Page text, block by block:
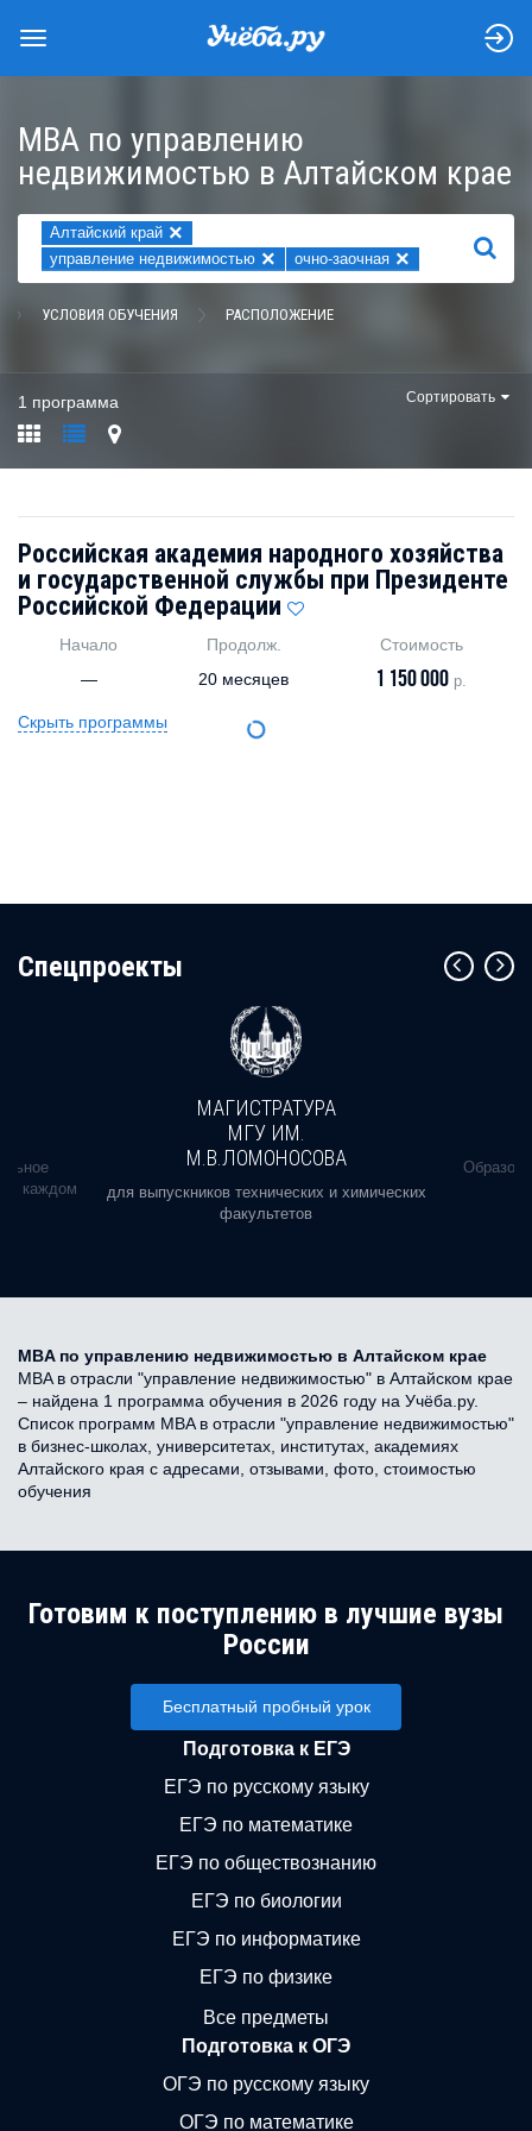
MBA по управлению
недвижимостью в Алтайском крае
Алтайский край ×
управление недвижимостью × очно-заочная × НАЙТИ
УСЛОВИЯ ОБУЧЕНИЯ РАСПОЛОЖЕНИЕ
1 программа Сортировать
Российская академия народного хозяйства
и государственной службы при Президенте
Российской Федерации
Начало
—
Продолж.
20 месяцев
Стоимость
1 150 000 р.
Скрыть программы
Cпецпроекты
в каждом
МАГИСТРАТУРА
МГУ ИМ.
М.В.ЛОМОНОСОВА
для выпускников технических и химических
факультетов
MBA по управлению недвижимостью в Алтайском крае
MBA в отрасли "управление недвижимостью" в Алтайском крае
– найдена 1 программа обучения в 2026 году на Учёба.ру.
Список программ MBA в отрасли "управление недвижимостью"
в бизнес-школах, университетах, институтах, академиях
Алтайского края с адресами, отзывами, фото, стоимостью
обучения
Готовим к поступлению в лучшие вузы
России
Бесплатный пробный урок
Подготовка к ЕГЭ
ЕГЭ по русскому языку
ЕГЭ по математике
ЕГЭ по обществознанию
ЕГЭ по биологии
ЕГЭ по информатике
ЕГЭ по физике
Все предметы
Подготовка к ОГЭ
ОГЭ по русскому языку
ОГЭ по математике